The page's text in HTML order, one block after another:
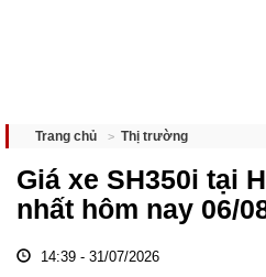
Trang chủ Thị trường
Giá xe SH350i tại
nhất hôm nay 06/
14:39 - 31/07/2026